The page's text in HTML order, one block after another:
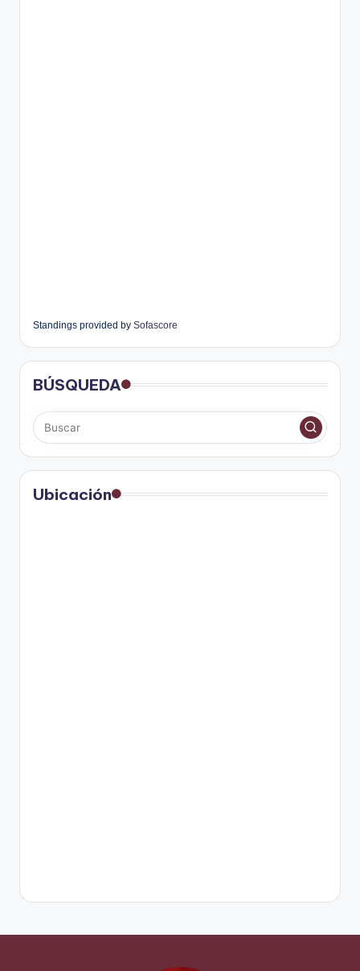
Standings provided by Sofascore
BÚSQUEDA
Ubicación